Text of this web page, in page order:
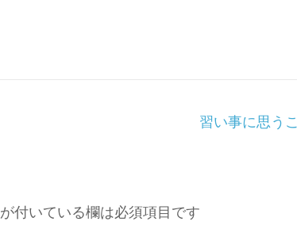
習い事に思う
が付いている欄は必須項目です